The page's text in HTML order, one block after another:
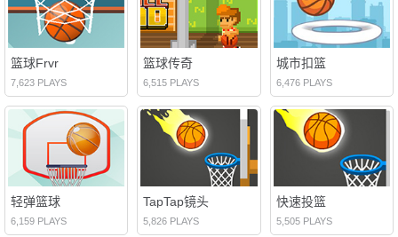
篮球Frvr
7,623 PLAYS
篮球传奇
6,515 PLAYS
城市扣篮
6,476 PLAYS
轻弹篮球
6,159 PLAYS
TapTap镜头
5,826 PLAYS
快速投篮
5,505 PLAYS